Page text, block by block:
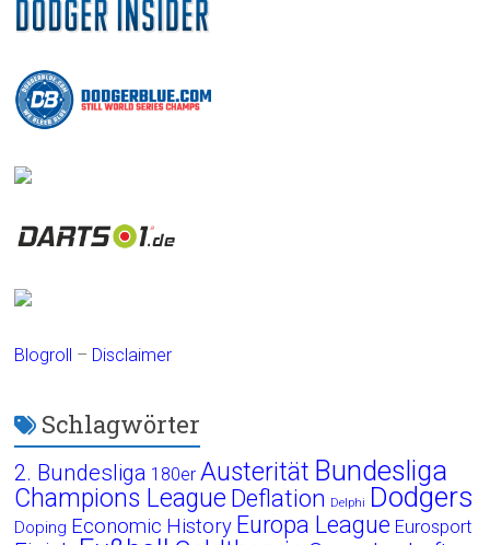
Blogroll – Disclaimer
Schlagwörter
2. Bundesliga 180er Austerität Bundesliga
Champions League Deflation Delphi Dodgers
Doping Economic History Europa League Eurosport